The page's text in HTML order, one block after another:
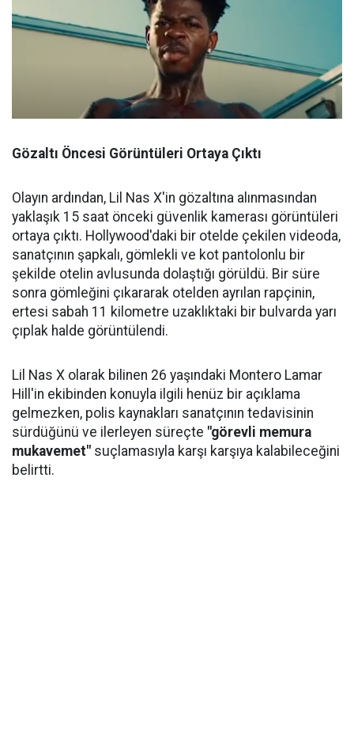
Gözaltı Öncesi Görüntüleri Ortaya Çıktı
Olayın ardından, Lil Nas X'in gözaltına alınmasından
yaklaşık 15 saat önceki güvenlik kamerası görüntüleri
ortaya çıktı. Hollywood'daki bir otelde çekilen videoda,
sanatçının şapkalı, gömlekli ve kot pantolonlu bir
şekilde otelin avlusunda dolaştığı görüldü. Bir süre
sonra gömleğini çıkararak otelden ayrılan rapçinin,
ertesi sabah 11 kilometre uzaklıktaki bir bulvarda yarı
çıplak halde görüntülendi.
Lil Nas X olarak bilinen 26 yaşındaki Montero Lamar
Hill'in ekibinden konuyla ilgili henüz bir açıklama
gelmezken, polis kaynakları sanatçının tedavisinin
sürdüğünü ve ilerleyen süreçte "görevli memura
mukavemet" suçlamasıyla karşı karşıya kalabileceğini
belirtti.